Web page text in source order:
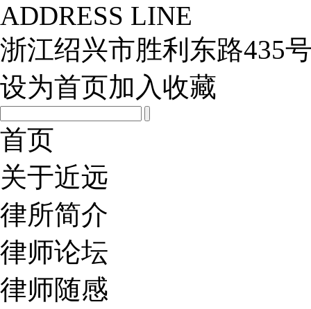
ADDRESS LINE
浙江绍兴市胜利东路435
设为首页加入收藏
首页
关于近远
律所简介
律师论坛
律师随感